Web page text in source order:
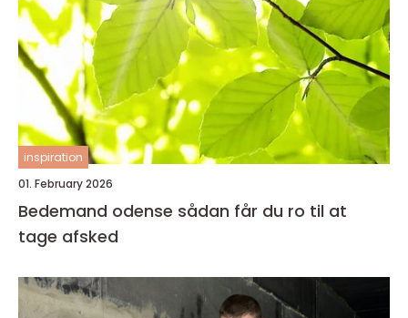
inspiration
01. February 2026
Bedemand odense sådan får du ro til at
tage afsked